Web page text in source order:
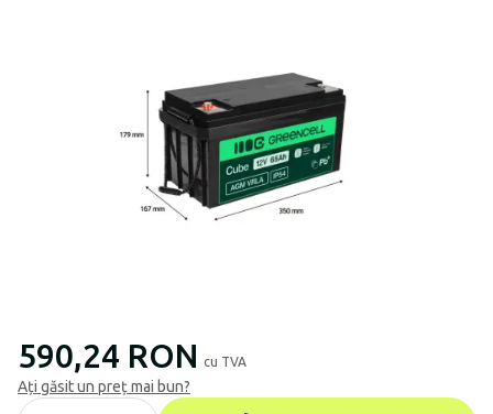
590,24 RON cu TVA
Ați găsit un preț mai bun?